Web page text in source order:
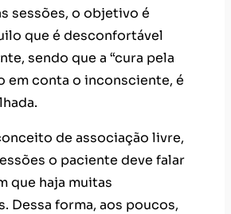
sessões, o objetivo é
que é desconfortável
sendo que a “cura pela
em conta o inconsciente, é
de associação livre,
o paciente deve falar
que haja muitas
Dessa forma, aos poucos,